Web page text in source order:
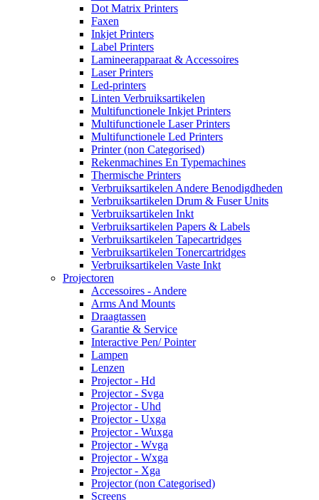
Dot Matrix Printers
Faxen
Inkjet Printers
Label Printers
Lamineerapparaat & Accessoires
Laser Printers
Led-printers
Linten Verbruiksartikelen
Multifunctionele Inkjet Printers
Multifunctionele Laser Printers
Multifunctionele Led Printers
Printer (non Categorised)
Rekenmachines En Typemachines
Thermische Printers
Verbruiksartikelen Andere Benodigdheden
Verbruiksartikelen Drum & Fuser Units
Verbruiksartikelen Inkt
Verbruiksartikelen Papers & Labels
Verbruiksartikelen Tapecartridges
Verbruiksartikelen Tonercartridges
Verbruiksartikelen Vaste Inkt
Projectoren
Accessoires - Andere
Arms And Mounts
Draagtassen
Garantie & Service
Interactive Pen/ Pointer
Lampen
Lenzen
Projector - Hd
Projector - Svga
Projector - Uhd
Projector - Uxga
Projector - Wuxga
Projector - Wvga
Projector - Wxga
Projector - Xga
Projector (non Categorised)
Screens